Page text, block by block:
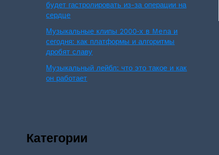
будет гастролировать из-за операции на
сердце
Музыкальные клипы 2000‑х в Mena и
сегодня: как платформы и алгоритмы
дробят славу
Музыкальный лейбл: что это такое и как
он работает
Категории